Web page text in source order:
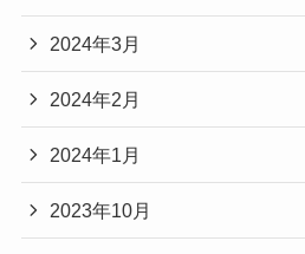
2024年3月
2024年2月
2024年1月
2023年10月